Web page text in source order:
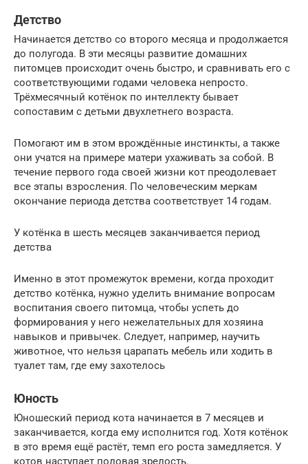
Детство
Начинается детство со второго месяца и продолжается
до полугода. В эти месяцы развитие домашних
питомцев происходит очень быстро, и сравнивать его с
соответствующими годами человека непросто.
Трёхмесячный котёнок по интеллекту бывает
сопоставим с детьми двухлетнего возраста.
Помогают им в этом врождённые инстинкты, а также
они учатся на примере матери ухаживать за собой. В
течение первого года своей жизни кот преодолевает
все этапы взросления. По человеческим меркам
окончание периода детства соответствует 14 годам.
У котёнка в шесть месяцев заканчивается период
детства
Именно в этот промежуток времени, когда проходит
детство котёнка, нужно уделить внимание вопросам
воспитания своего питомца, чтобы успеть до
формирования у него нежелательных для хозяина
навыков и привычек. Следует, например, научить
животное, что нельзя царапать мебель или ходить в
туалет там, где ему захотелось
Юность
Юношеский период кота начинается в 7 месяцев и
заканчивается, когда ему исполнится год. Хотя котёнок
в это время ещё растёт, темп его роста замедляется. У
котов наступает половая зрелость.